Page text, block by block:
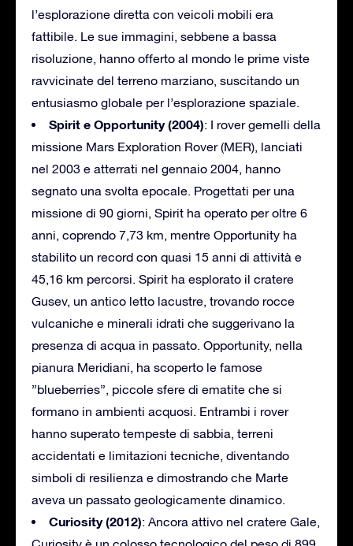
l’esplorazione diretta con veicoli mobili era
fattibile. Le sue immagini, sebbene a bassa
risoluzione, hanno offerto al mondo le prime viste
ravvicinate del terreno marziano, suscitando un
entusiasmo globale per l’esplorazione spaziale.
Spirit e Opportunity (2004): I rover gemelli della
missione Mars Exploration Rover (MER), lanciati
nel 2003 e atterrati nel gennaio 2004, hanno
segnato una svolta epocale. Progettati per una
missione di 90 giorni, Spirit ha operato per oltre 6
anni, coprendo 7,73 km, mentre Opportunity ha
stabilito un record con quasi 15 anni di attività e
45,16 km percorsi. Spirit ha esplorato il cratere
Gusev, un antico letto lacustre, trovando rocce
vulcaniche e minerali idrati che suggerivano la
presenza di acqua in passato. Opportunity, nella
pianura Meridiani, ha scoperto le famose
”blueberries”, piccole sfere di ematite che si
formano in ambienti acquosi. Entrambi i rover
hanno superato tempeste di sabbia, terreni
accidentati e limitazioni tecniche, diventando
simboli di resilienza e dimostrando che Marte
aveva un passato geologicamente dinamico.
Curiosity (2012): Ancora attivo nel cratere Gale,